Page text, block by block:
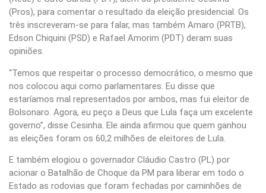
(Pros), para comentar o resultado da eleição presidencial. Os
três inscreveram-se para falar, mas também Amaro (PRTB),
Edson Chiquini (PSD) e Rafael Amorim (PDT) deram suas
opiniões.
“Temos que respeitar o processo democrático, o mesmo que
nos colocou aqui como parlamentares. Eu disse que
estaríamos mal representados por ambos, mas fui eleitor de
Bolsonaro. Agora, eu peço a Deus que Lula faça um excelente
governo”, disse Cesinha. Ele ainda afirmou que quem ganhou
as eleições foram os 60,2 milhões de eleitores de Lula.
E também elogiou o governador Cláudio Castro (PL) por
acionar o Batalhão de Choque da PM para liberar em todo o
Estado as rodovias que foram fechadas por caminhões de